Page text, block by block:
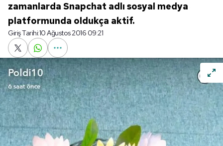
zamanlarda Snapchat adlı sosyal medya
platformunda oldukça aktif.
Giriş Tarihi:10 Ağustos 2016 09:21